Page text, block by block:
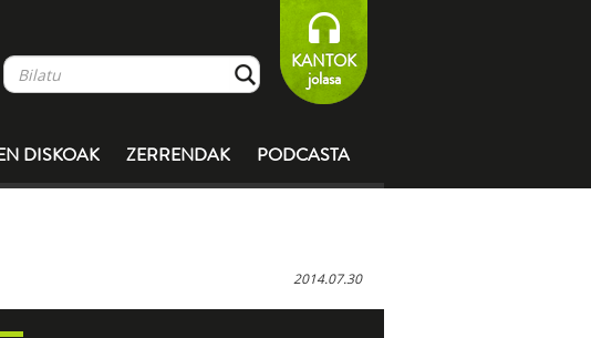
KANTOK
jolasa
DISKOAK ZERRENDAK PODCASTA
2014.07.30